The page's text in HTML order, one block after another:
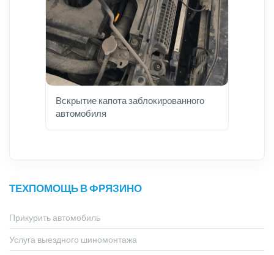
Вскрытие капота заблокированного
автомобиля
ТЕХПОМОЩЬ В ФРЯЗИНО
Прикурить автомобиль
Услуга выездного шиномонтажа